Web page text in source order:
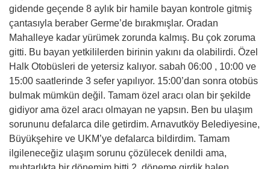
gidende geçende 8 aylık bir hamile bayan kontrole gitmiş
çantasıyla beraber Germe’de bırakmışlar. Oradan
Mahalleye kadar yürümek zorunda kalmış. Bu çok zoruma
gitti. Bu bayan yetkililerden birinin yakını da olabilirdi. Özel
Halk Otobüsleri de yetersiz kalıyor. sabah 06:00 , 10:00 ve
15:00 saatlerinde 3 sefer yapılıyor. 15:00’dan sonra otobüs
bulmak mümkün değil. Tamam özel aracı olan bir şekilde
gidiyor ama özel aracı olmayan ne yapsın. Ben bu ulaşım
sorununu defalarca dile getirdim. Arnavutköy Belediyesine,
Büyükşehire ve UKM’ye defalarca bildirdim. Tamam
ilgileneceğiz ulaşım sorunu çözülecek denildi ama,